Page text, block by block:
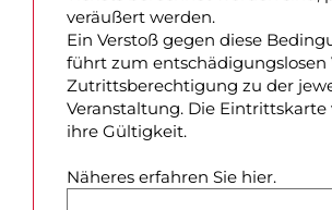
veräußert werden.
Ein Verstoß gegen diese
führt zum entschädigungslosen
Zutrittsberechtigung zu der
Veranstaltung. Die Eintrittskarte
ihre Gültigkeit.
Näheres erfahren Sie hier.